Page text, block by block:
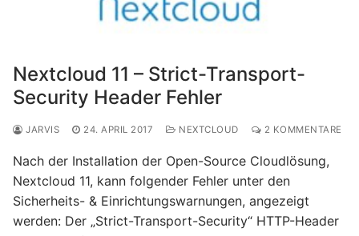
Nextcloud 11 – Strict-Transport-
Security Header Fehler
JARVIS 24. APRIL 2017 NEXTCLOUD 2 KOMMENTARE
Nach der Installation der Open-Source Cloudlösung,
Nextcloud 11, kann folgender Fehler unter den
Sicherheits- & Einrichtungswarnungen, angezeigt
werden: Der „Strict-Transport-Security“ HTTP-Header